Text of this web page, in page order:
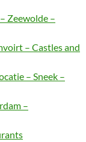
Zeewolde –
– Castles and
– Sneek –
–